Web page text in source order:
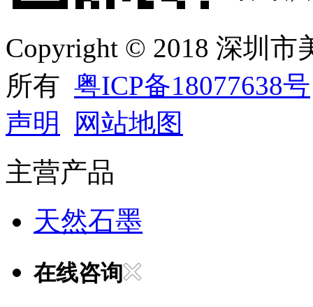
Copyright © 2018 深圳
所有 粤ICP备18077638号
声明
网站地图
主营产品
天然石墨
在线咨询